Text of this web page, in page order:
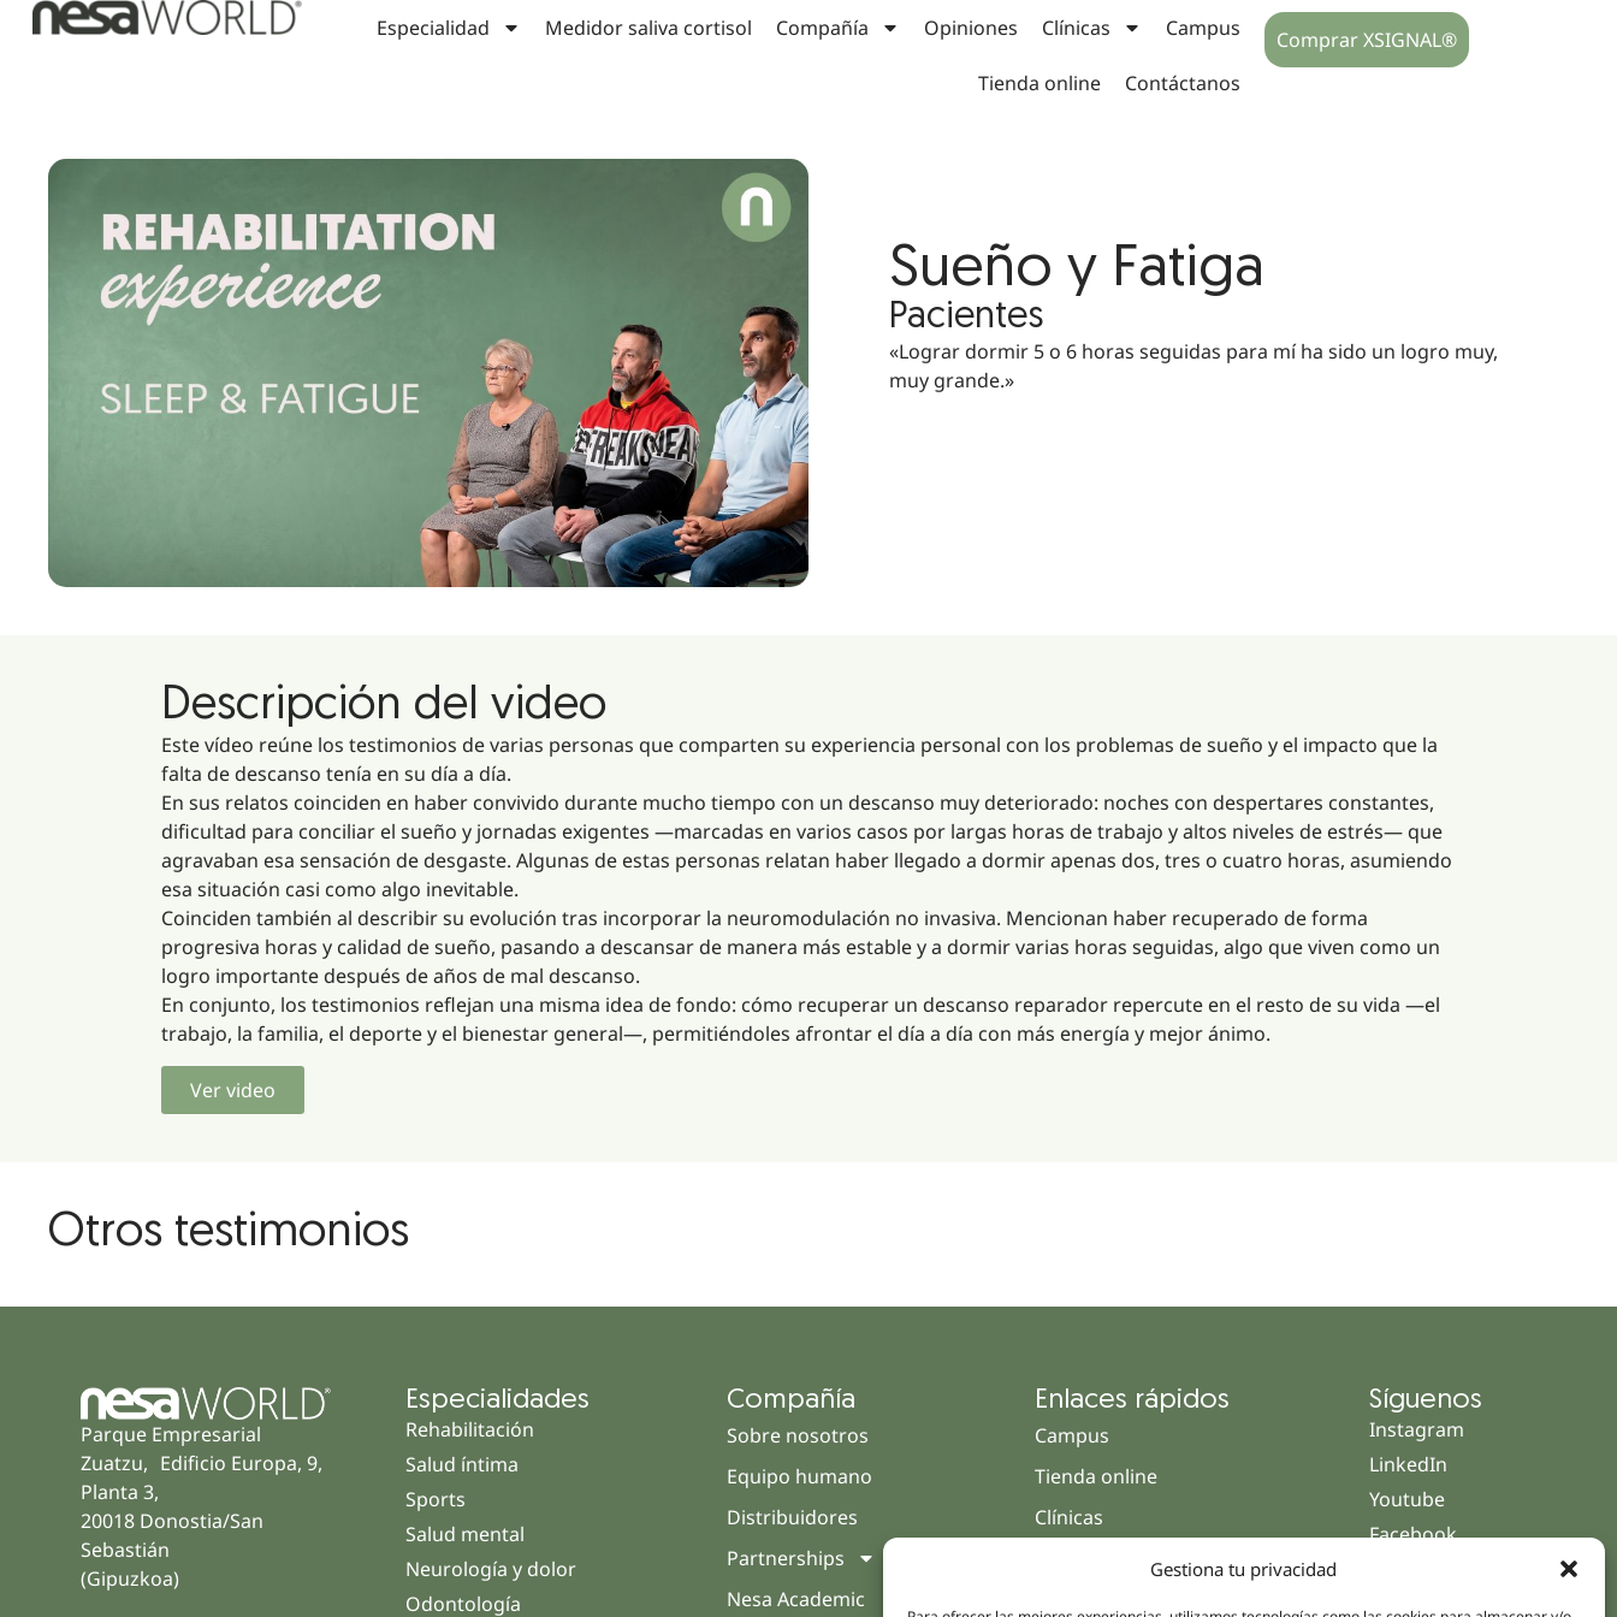
Gestiona tu privacidad
Especialidad Medidor saliva cortisol Compañía Opiniones Clínicas Campus
Tienda online Contáctanos
Comprar XSIGNAL®
Sueño y Fatiga
Pacientes
«Lograr dormir 5 o 6 horas seguidas para mí ha sido un logro muy,
muy grande.»
Descripción del video
Este vídeo reúne los testimonios de varias personas que comparten su experiencia personal con los problemas de sueño y el impacto que la
falta de descanso tenía en su día a día.
En sus relatos coinciden en haber convivido durante mucho tiempo con un descanso muy deteriorado: noches con despertares constantes,
dificultad para conciliar el sueño y jornadas exigentes —marcadas en varios casos por largas horas de trabajo y altos niveles de estrés— que
agravaban esa sensación de desgaste. Algunas de estas personas relatan haber llegado a dormir apenas dos, tres o cuatro horas, asumiendo
esa situación casi como algo inevitable.
Coinciden también al describir su evolución tras incorporar la neuromodulación no invasiva. Mencionan haber recuperado de forma
progresiva horas y calidad de sueño, pasando a descansar de manera más estable y a dormir varias horas seguidas, algo que viven como un
logro importante después de años de mal descanso.
En conjunto, los testimonios reflejan una misma idea de fondo: cómo recuperar un descanso reparador repercute en el resto de su vida —el
trabajo, la familia, el deporte y el bienestar general—, permitiéndoles afrontar el día a día con más energía y mejor ánimo.
Ver video
Otros testimonios
Parque Empresarial
Zuatzu, Edificio Europa, 9,
Planta 3,
20018 Donostia/San
Sebastián
(Gipuzkoa)
Especialidades
Rehabilitación
Salud íntima
Sports
Salud mental
Neurología y dolor
Odontología
Compañía
Sobre nosotros
Equipo humano
Distribuidores
Partnerships
Nesa Academic
Enlaces rápidos
Campus
Tienda online
Clínicas
Tratamientos pacientes
Síguenos
Instagram
LinkedIn
Youtube
Facebook